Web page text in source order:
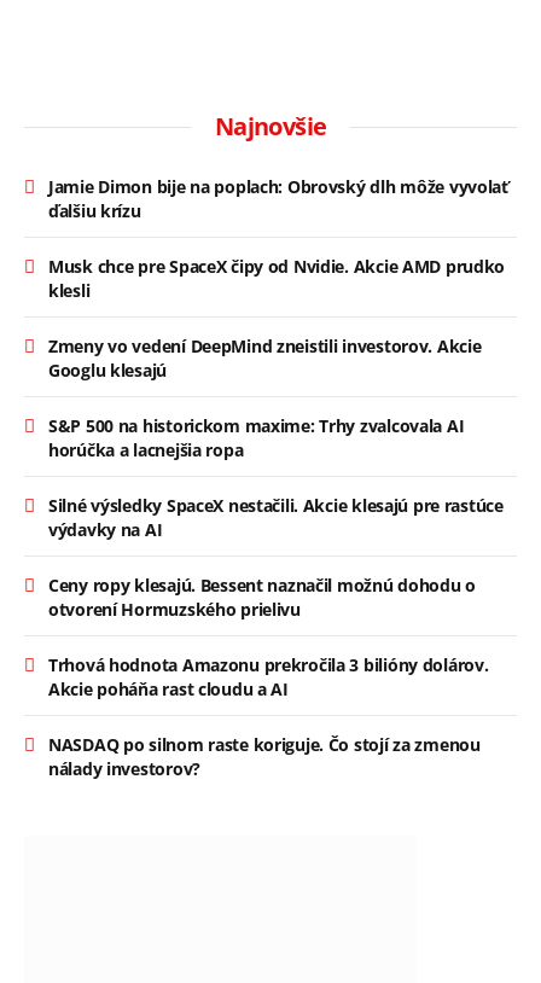
Najnovšie
Jamie Dimon bije na poplach: Obrovský dlh môže vyvolať
ďalšiu krízu
Musk chce pre SpaceX čipy od Nvidie. Akcie AMD prudko
klesli
Zmeny vo vedení DeepMind zneistili investorov. Akcie
Googlu klesajú
S&P 500 na historickom maxime: Trhy zvalcovala AI
horúčka a lacnejšia ropa
Silné výsledky SpaceX nestačili. Akcie klesajú pre rastúce
výdavky na AI
Ceny ropy klesajú. Bessent naznačil možnú dohodu o
otvorení Hormuzského prielivu
Trhová hodnota Amazonu prekročila 3 bilióny dolárov.
Akcie poháňa rast cloudu a AI
NASDAQ po silnom raste koriguje. Čo stojí za zmenou
nálady investorov?